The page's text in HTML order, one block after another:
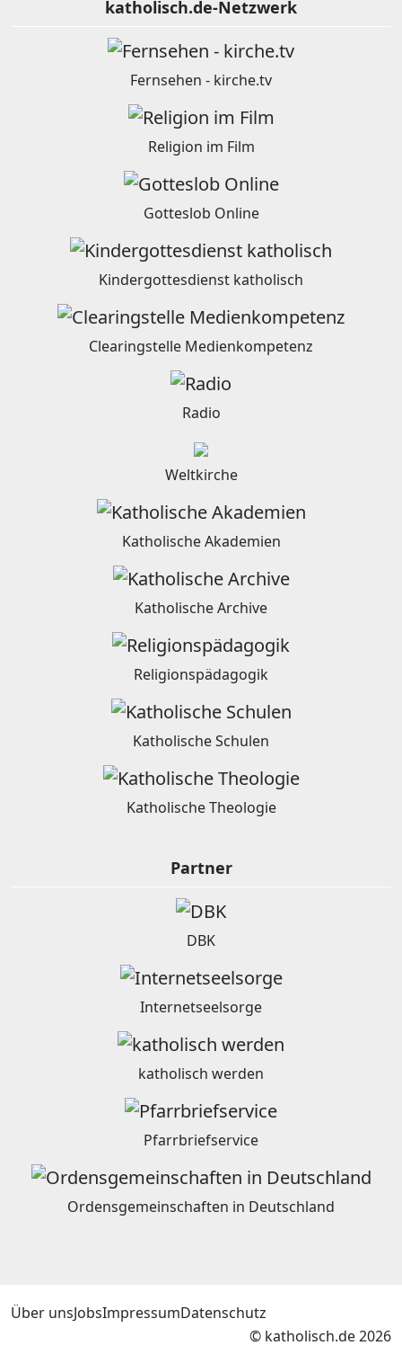
katholisch.de-Netzwerk
Fernsehen - kirche.tv
Religion im Film
Gotteslob Online
Kindergottesdienst katholisch
Clearingstelle Medienkompetenz
Radio
Weltkirche
Katholische Akademien
Katholische Archive
Religionspädagogik
Katholische Schulen
Katholische Theologie
Partner
DBK
Internetseelsorge
katholisch werden
Pfarrbriefservice
Ordensgemeinschaften in Deutschland
Über unsJobsImpressumDatenschutz
© katholisch.de 2026